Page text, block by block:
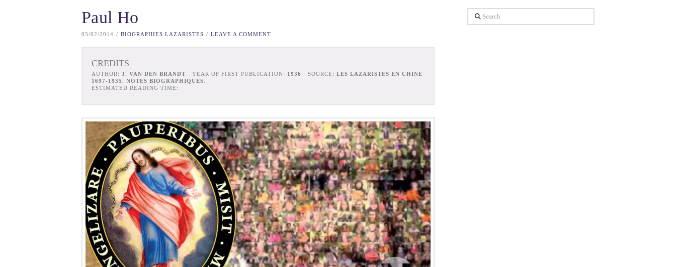
Paul Ho
03/02/2014 BIOGRAPHIES LAZARISTES LEAVE A COMMENT
CREDITS
AUTHOR: J. VAN DEN BRANDT · YEAR OF FIRST PUBLICATION: 1936 · SOURCE: LES LAZARISTES EN CHINE
1697-1935. NOTES BIOGRAPHIQUES
ESTIMATED READING TIME:
Search